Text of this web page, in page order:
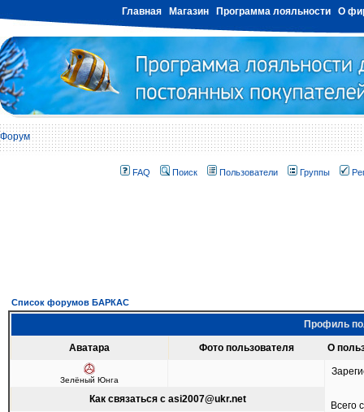
Главная Магазин Программа лояльности О
Форум
FAQ Поиск Пользователи Группы
Список форумов БАРКАС
Профиль
Аватара Фото пользователя О
Зелёный Юнга
Всего
Как связаться с asi2007@ukr.net